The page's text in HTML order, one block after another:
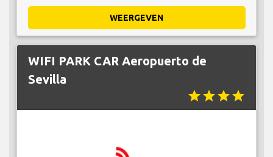
WEERGEVEN
WIFI PARK CAR Aeropuerto de
Sevilla
starstarstarstar